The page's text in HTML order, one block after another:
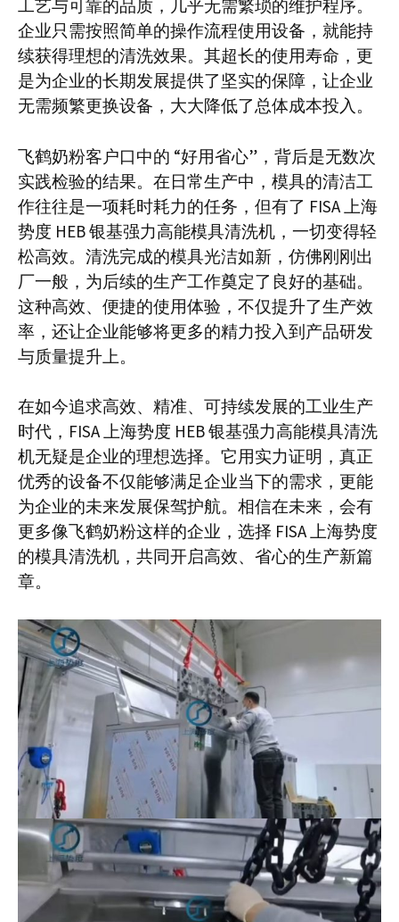
工艺与可靠的品质，几乎无需繁琐的维护程序。
企业只需按照简单的操作流程使用设备，就能持
续获得理想的清洗效果。其超长的使用寿命，更
是为企业的长期发展提供了坚实的保障，让企业
无需频繁更换设备，大大降低了总体成本投入。​
飞鹤奶粉客户口中的 “好用省心”，背后是无数次
实践检验的结果。在日常生产中，模具的清洁工
作往往是一项耗时耗力的任务，但有了 FISA 上海
势度 HEB 银基强力高能模具清洗机，一切变得轻
松高效。清洗完成的模具光洁如新，仿佛刚刚出
厂一般，为后续的生产工作奠定了良好的基础。
这种高效、便捷的使用体验，不仅提升了生产效
率，还让企业能够将更多的精力投入到产品研发
与质量提升上。​
在如今追求高效、精准、可持续发展的工业生产
时代，FISA 上海势度 HEB 银基强力高能模具清洗
机无疑是企业的理想选择。它用实力证明，真正
优秀的设备不仅能够满足企业当下的需求，更能
为企业的未来发展保驾护航。相信在未来，会有
更多像飞鹤奶粉这样的企业，选择 FISA 上海势度
的模具清洗机，共同开启高效、省心的生产新篇
章。